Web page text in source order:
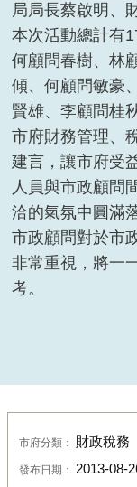
局局長蔡啟明、
本次活動總計有
何顧問春樹、林
傾、何顧問敏豪
賢雄、李顧問桂
市府財務管理、
建言，讓市府受
人員與市政顧問
洽的氣氛中圓滿
市政顧問對於市
非常重視，將一
考。
市府分類： 財政稅務
發布日期： 2013-08-